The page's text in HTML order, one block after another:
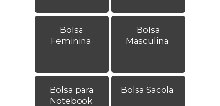
Bolsa
Feminina
Bolsa
Masculina
Bolsa para
Notebook
Bolsa Sacola